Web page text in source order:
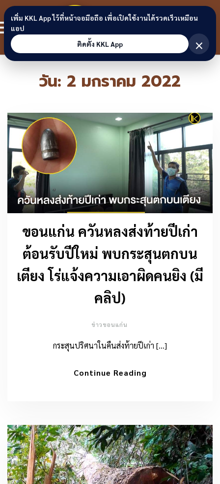
Skip to content
ขอนแก่น
ลิงก์
วัน: 2 มกราคม 2022
ขอนแก่น ควันหลงส่งท้ายปีเก่า
ต้อนรับปีใหม่ พบกระสุนตกบน
เตียง โร่แจ้งความเอาผิดคนยิง (มี
คลิป)
ข่าวขอนแก่น
กระสุนปริศนาในคืนส่งท้ายปีเก่า […]
Continue Reading
เพิ่ม KKL App ไว้ที่หน้าจอมือถือ เพื่อเปิดใช้งานได้รวดเร็วเหมือน
แอป
ติดตั้ง KKL App
×